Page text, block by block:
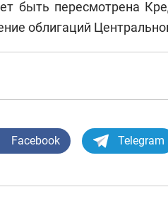
быть пересмотрена
облигаций
Facebook Telegram